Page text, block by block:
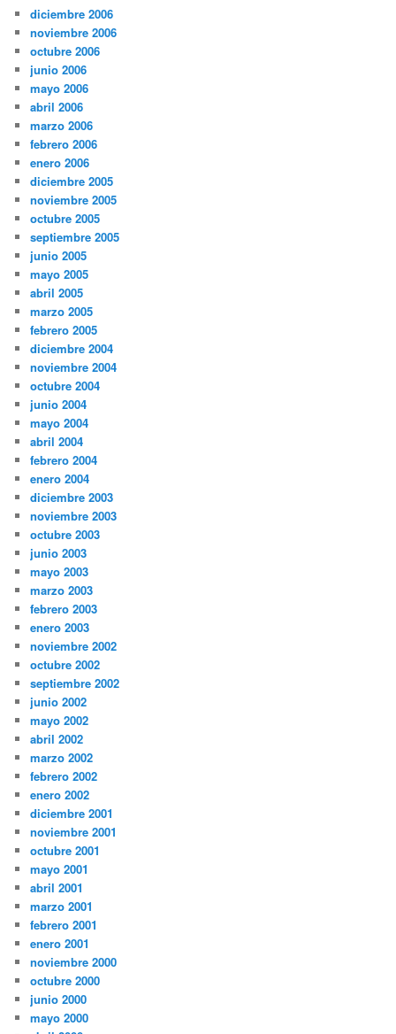
diciembre 2006
noviembre 2006
octubre 2006
junio 2006
mayo 2006
abril 2006
marzo 2006
febrero 2006
enero 2006
diciembre 2005
noviembre 2005
octubre 2005
septiembre 2005
junio 2005
mayo 2005
abril 2005
marzo 2005
febrero 2005
diciembre 2004
noviembre 2004
octubre 2004
junio 2004
mayo 2004
abril 2004
febrero 2004
enero 2004
diciembre 2003
noviembre 2003
octubre 2003
junio 2003
mayo 2003
marzo 2003
febrero 2003
enero 2003
noviembre 2002
octubre 2002
septiembre 2002
junio 2002
mayo 2002
abril 2002
marzo 2002
febrero 2002
enero 2002
diciembre 2001
noviembre 2001
octubre 2001
mayo 2001
abril 2001
marzo 2001
febrero 2001
enero 2001
noviembre 2000
octubre 2000
junio 2000
mayo 2000